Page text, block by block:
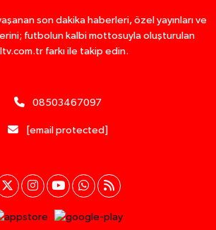
son dakika haberleri, özel yayınları ve
futbolun kalbi mottosuyla oluşturulan
farkı ile takip edin.
08503467097
[email protected]